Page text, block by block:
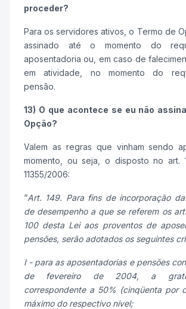
proceder?
Para os servidores ativos, o Termo de
assinado até o momento do
aposentadoria ou, em caso de
em atividade, no momento do
pensão.
13) O que acontece se eu não
Opção?
Valem as regras que vinham sendo
momento, ou seja, o disposto no art.
11355/2006:
“Art. 149. Para fins de incorporação
de desempenho a que se referem os
100 desta Lei aos proventos de
pensões, serão adotados os seguintes
I - para as aposentadorias e pensões
de fevereiro de 2004, a
correspondente a 50% (cinqüenta por
máximo do respectivo nível;